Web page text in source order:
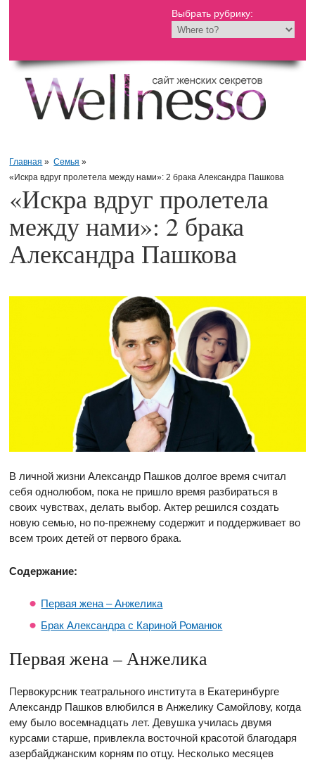
Выбрать рубрику:
Главная » Семья »
«Искра вдруг пролетела между нами»: 2 брака Александра Пашкова
«Искра вдруг пролетела
между нами»: 2 брака
Александра Пашкова
В личной жизни Александр Пашков долгое время считал
себя однолюбом, пока не пришло время разбираться в
своих чувствах, делать выбор. Актер решился создать
новую семью, но по-прежнему содержит и поддерживает во
всем троих детей от первого брака.
Содержание:
Первая жена – Анжелика
Брак Александра с Кариной Романюк
Первая жена – Анжелика
Первокурсник театрального института в Екатеринбурге
Александр Пашков влюбился в Анжелику Самойлову, когда
ему было восемнадцать лет. Девушка училась двумя
курсами старше, привлекла восточной красотой благодаря
азербайджанским корням по отцу. Несколько месяцев